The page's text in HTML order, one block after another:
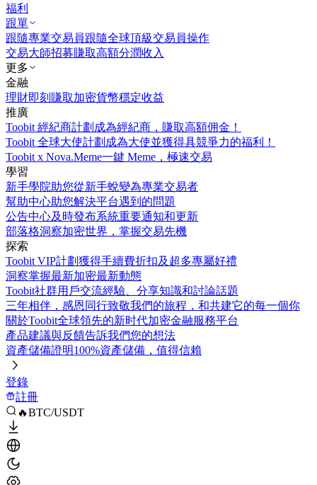
福利
跟單
跟隨專業交易員跟隨全球頂級交易員操作
交易大師招募賺取高額分潤收入
更多
金融
理財即刻賺取加密貨幣穩定收益
推廣
Toobit 經紀商計劃 成為經紀商，賺取高額佣金！
Toobit 全球大使計劃 成為大使並獲得具競爭力的福利！
Toobit x Nova.Meme一鍵 Meme，極速交易
學習
新手學院助您從新手蛻變為專業交易者
幫助中心助您解決平台遇到的問題
公告中心及時發布系統重要通知和更新
部落格洞察加密世界，掌握交易先機
探索
Toobit VIP計劃獲得手續費折扣及超多專屬好禮
洞察掌握最新加密最新動態
Toobit社群用戶交流經驗、分享知識和討論話題
三年相伴，感恩同行致敬我們的旅程，和共建它的每一個你
關於Toobit全球領先的新时代加密金融服務平台
產品建議與反饋告訴我們您的想法
資產儲備證明100%資產儲備，值得信賴
登錄
註冊
🔥BTC/USDT